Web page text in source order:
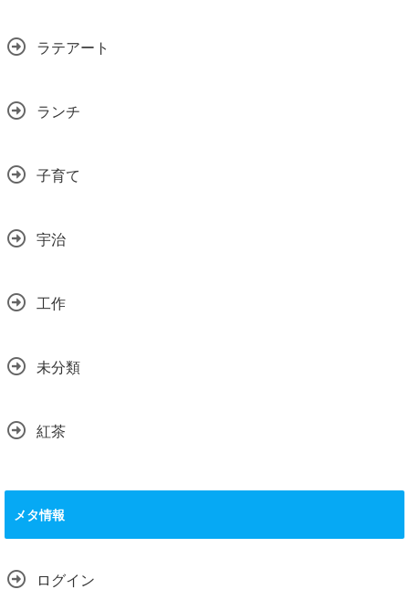
ラテアート
ランチ
子育て
宇治
工作
未分類
紅茶
メタ情報
ログイン